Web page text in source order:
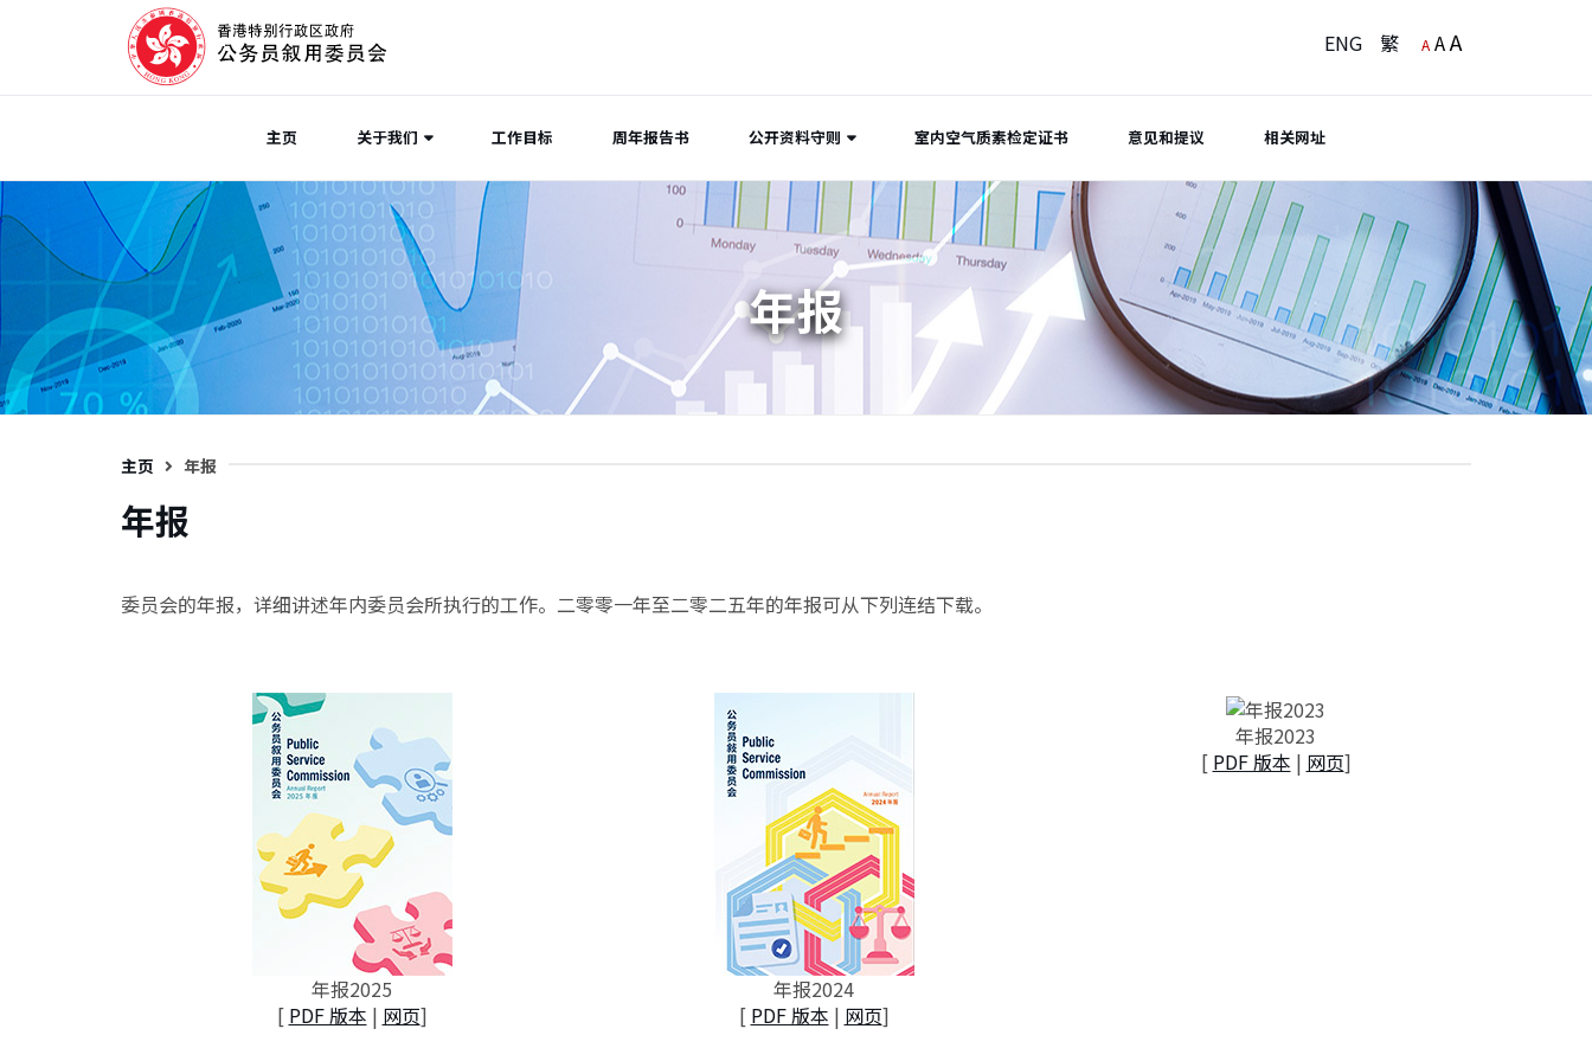
ENG 繁 A AA
主页 关于我们 工作目标 周年报告书 公开资料守则 室内空气质素检定证书 意见和提议 相关网址
年报
主页 年报
年报
委员会的年报，详细讲述年内委员会所执行的工作。二零零一年至二零二五年的年报可从下列连结下载。
年报2025
[ PDF 版本 | 网页]
年报2024
[ PDF 版本 | 网页]
年报2023
[ PDF 版本 | 网页]